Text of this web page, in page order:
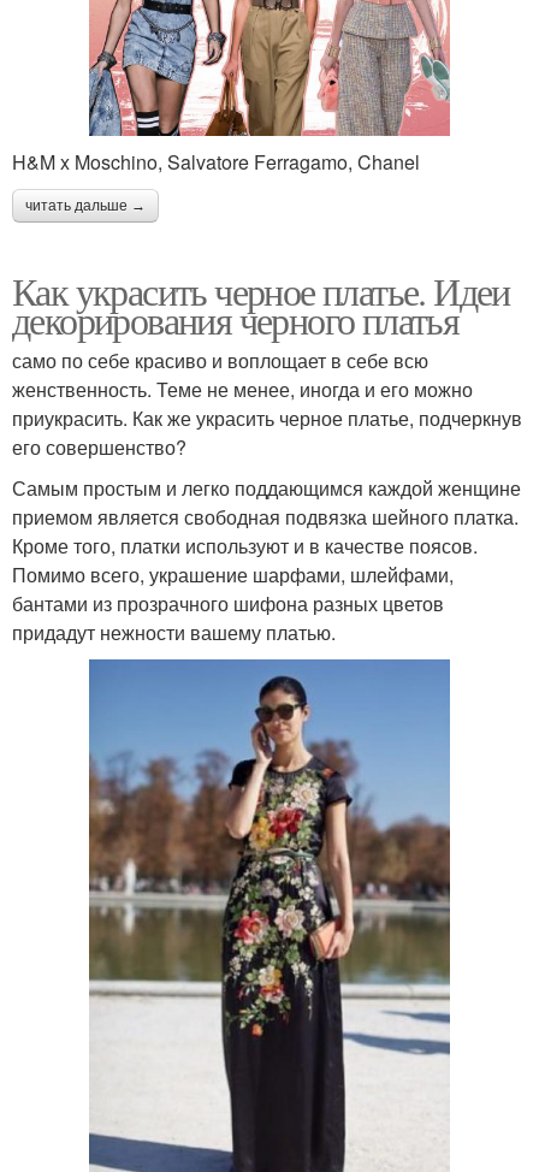
H&M x Moschino, Salvatore Ferragamo, Chanel
читать дальше →
Как украсить черное платье. Идеи
декорирования черного платья
само по себе красиво и воплощает в себе всю
женственность. Теме не менее, иногда и его можно
приукрасить. Как же украсить черное платье, подчеркнув
его совершенство?
Самым простым и легко поддающимся каждой женщине
приемом является свободная подвязка шейного платка.
Кроме того, платки используют и в качестве поясов.
Помимо всего, украшение шарфами, шлейфами,
бантами из прозрачного шифона разных цветов
придадут нежности вашему платью.